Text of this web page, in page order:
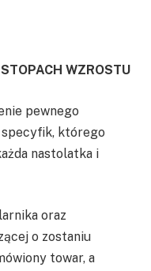
WZROSTU
pewnego
którego
nastolatka i
oraz
o zostaniu
towar, a